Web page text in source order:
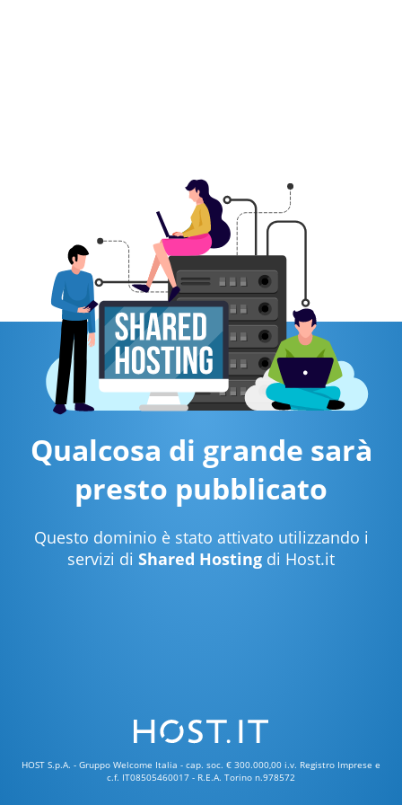
Qualcosa di grande sarà
presto pubblicato
Questo dominio è stato attivato utilizzando i
servizi di Shared Hosting di Host.it
HOST S.p.A. - Gruppo Welcome Italia - cap. soc. € 300.000,00 i.v. Registro Imprese e
c.f. IT08505460017 - R.E.A. Torino n.978572